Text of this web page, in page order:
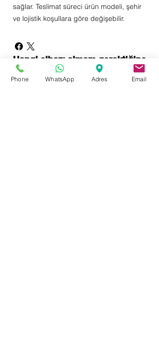
sağlar. Teslimat süreci ürün modeli, şehir
ve lojistik koşullara göre değişebilir.
Hangi cihazı almam gerektiğine
nasıl karar verebilirim?
Phone WhatsApp Adres Email